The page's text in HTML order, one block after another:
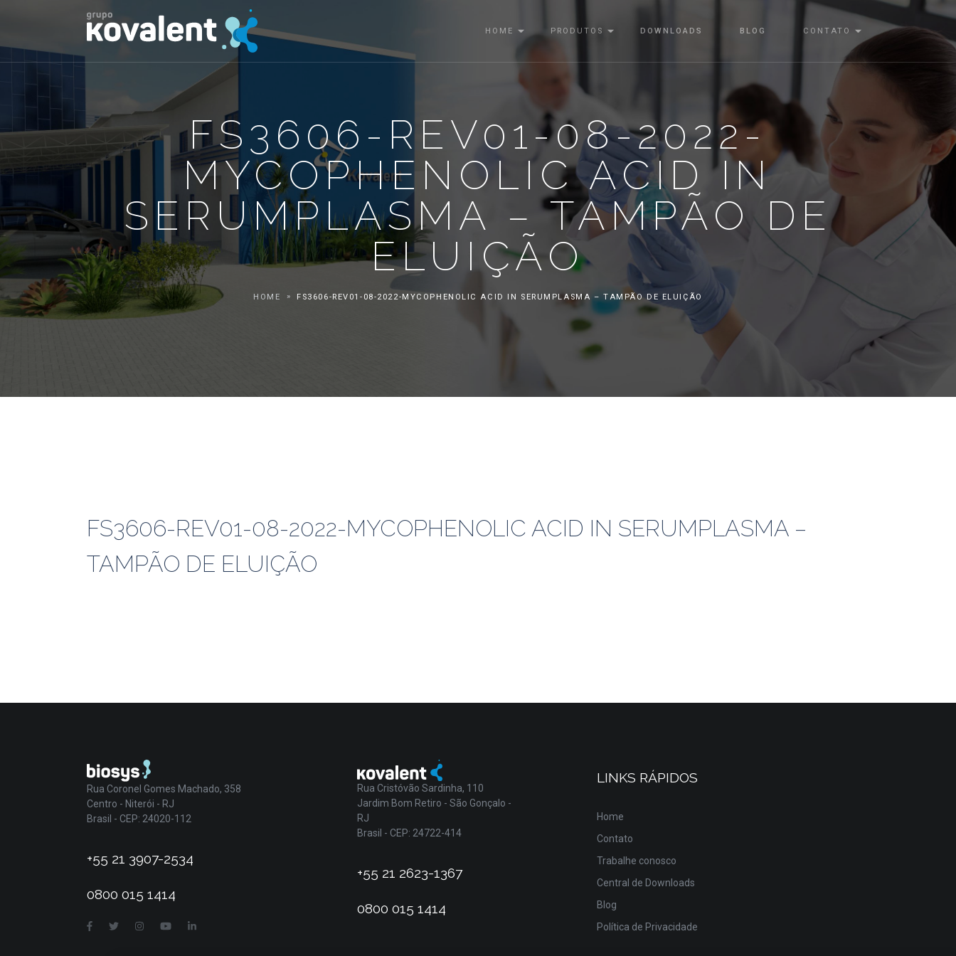
HOME PRODUTOS DOWNLOADS BLOG CONTATO
FS3606-REV01-08-2022-
MYCOPHENOLIC ACID IN
SERUMPLASMA – TAMPÃO DE
ELUIÇÃO
HOME FS3606-REV01-08-2022-MYCOPHENOLIC ACID IN SERUMPLASMA – TAMPÃO DE ELUIÇÃO
FS3606-REV01-08-2022-MYCOPHENOLIC ACID IN SERUMPLASMA –
TAMPÃO DE ELUIÇÃO
Rua Coronel Gomes Machado, 358
Centro - Niterói - RJ
Brasil - CEP: 24020-112
+55 21 3907-2534
0800 015 1414
Rua Cristóvão Sardinha, 110
Jardim Bom Retiro - São Gonçalo -
RJ
Brasil - CEP: 24722-414
+55 21 2623-1367
0800 015 1414
LINKS RÁPIDOS
Home
Contato
Trabalhe conosco
Central de Downloads
Blog
Política de Privacidade